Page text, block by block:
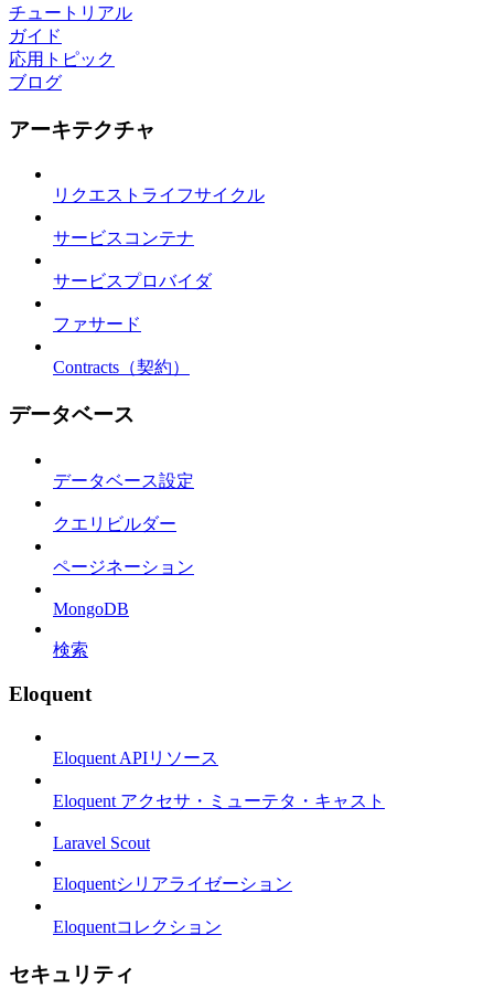
チュートリアル
ガイド
応用トピック
ブログ
アーキテクチャ
リクエストライフサイクル
サービスコンテナ
サービスプロバイダ
ファサード
Contracts（契約）
データベース
データベース設定
クエリビルダー
ページネーション
MongoDB
検索
Eloquent
Eloquent APIリソース
Eloquent アクセサ・ミューテタ・キャスト
Laravel Scout
Eloquentシリアライゼーション
Eloquentコレクション
セキュリティ